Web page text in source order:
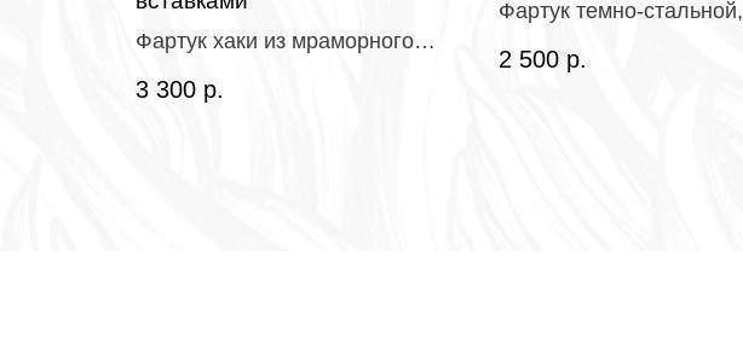
Фартук хаки из мраморного
водоотталкивающей
3 300 р.
Фартук темно-стальной,
пропиткой
2 500 р.